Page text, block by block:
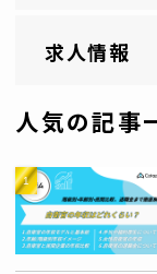
求人情報
人気の記事